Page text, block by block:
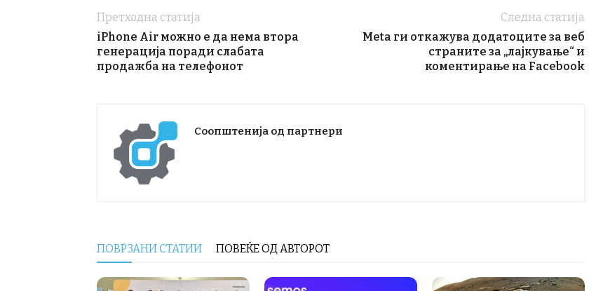
Претходна статија
iPhone Air можно е да нема втора
генерација поради слабата
продажба на телефонот
Следна статија
Meta ги откажува додатоците за веб
страните за „лајкување“ и
коментирање на Facebook
Соопштенија од партнери
ПОВРЗАНИ СТАТИИ ПОВЕЌЕ ОД АВТОРОТ